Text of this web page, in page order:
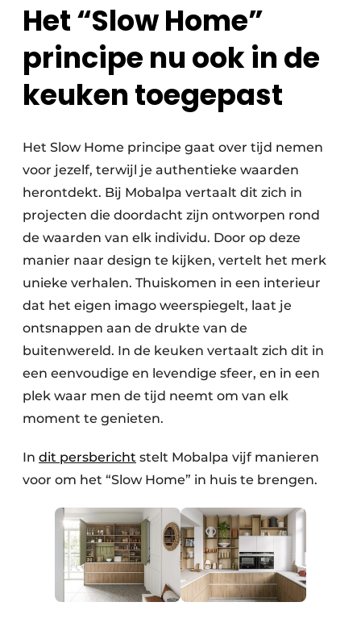
Het “Slow Home”
principe nu ook in de
keuken toegepast
Het Slow Home principe gaat over tijd nemen
voor jezelf, terwijl je authentieke waarden
herontdekt. Bij Mobalpa vertaalt dit zich in
projecten die doordacht zijn ontworpen rond
de waarden van elk individu. Door op deze
manier naar design te kijken, vertelt het merk
unieke verhalen. Thuiskomen in een interieur
dat het eigen imago weerspiegelt, laat je
ontsnappen aan de drukte van de
buitenwereld. In de keuken vertaalt zich dit in
een eenvoudige en levendige sfeer, en in een
plek waar men de tijd neemt om van elk
moment te genieten.
In dit persbericht stelt Mobalpa vijf manieren
voor om het “Slow Home” in huis te brengen.